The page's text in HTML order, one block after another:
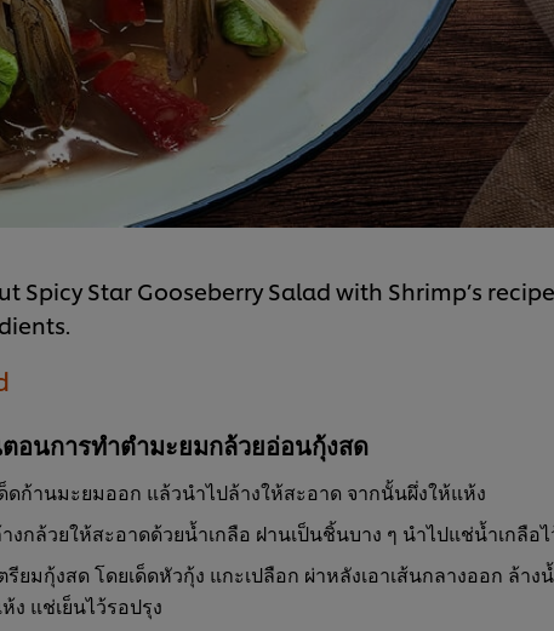
Spicy Star Gooseberry Salad with Shrimp’s
อนการทำตำมะยมกล้วยอ่อนกุ้งสด
ดก้านมะยมออก แล้วนำไปล้างให้สะอาด จากนั้นผึ่งให้แห้ง
งกล้วยให้สะอาดด้วยน้ำเกลือ ฝานเป็นชิ้นบาง ๆ นำไปแช่น้ำเกลือ
รียมกุ้งสด โดยเด็ดหัวกุ้ง แกะเปลือก ผ่าหลังเอาเส้นกลางออก ล้า
ง แช่เย็นไว้รอปรุง